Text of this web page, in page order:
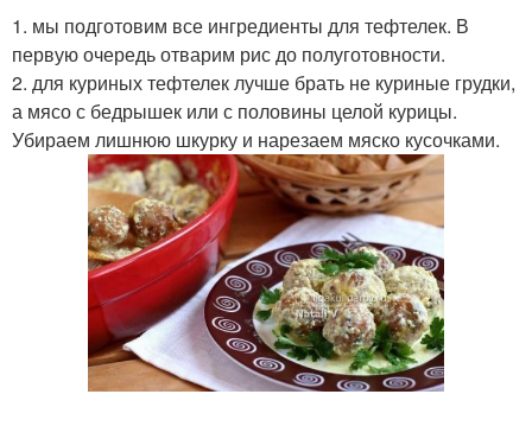
1. мы подготовим все ингредиенты для тефтелек. В
первую очередь отварим рис до полуготовности.
2. для куриных тефтелек лучше брать не куриные грудки,
а мясо с бедрышек или с половины целой курицы.
Убираем лишнюю шкурку и нарезаем мяско кусочками.